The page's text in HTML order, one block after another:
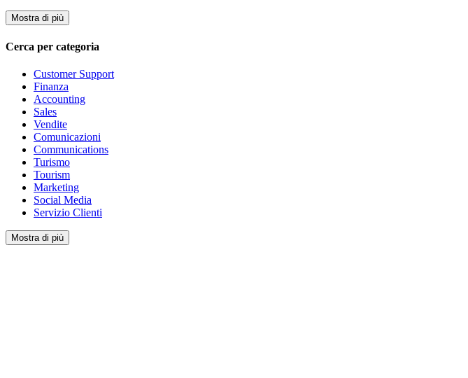
Mostra di più
Cerca per categoria
Customer Support
Finanza
Accounting
Sales
Vendite
Comunicazioni
Communications
Turismo
Tourism
Marketing
Social Media
Servizio Clienti
Mostra di più